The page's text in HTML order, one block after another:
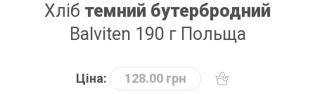
Хліб темний бутербродний
Balviten 190 г Польща
Ціна: 128.00 грн